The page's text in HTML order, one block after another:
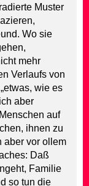
Muster
Wo sie
mehr
Verlaufs von
wie es
aber
auf
ihnen zu
aber vor ollem
Daß
Familie
so tun die